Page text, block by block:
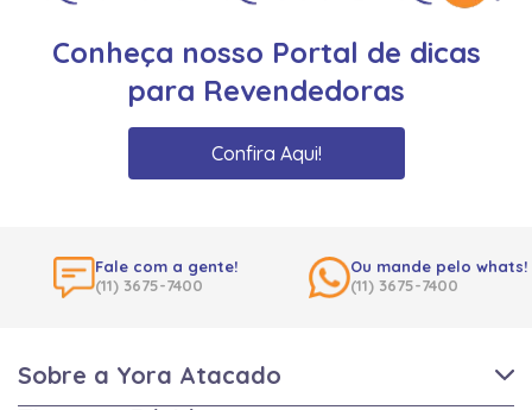
Conheça nosso Portal de dicas
para Revendedoras
Confira Aqui!
Fale com a gente!
(11) 3675-7400
Ou mande pelo whats!
(11) 3675-7400
Sobre a Yora Atacado